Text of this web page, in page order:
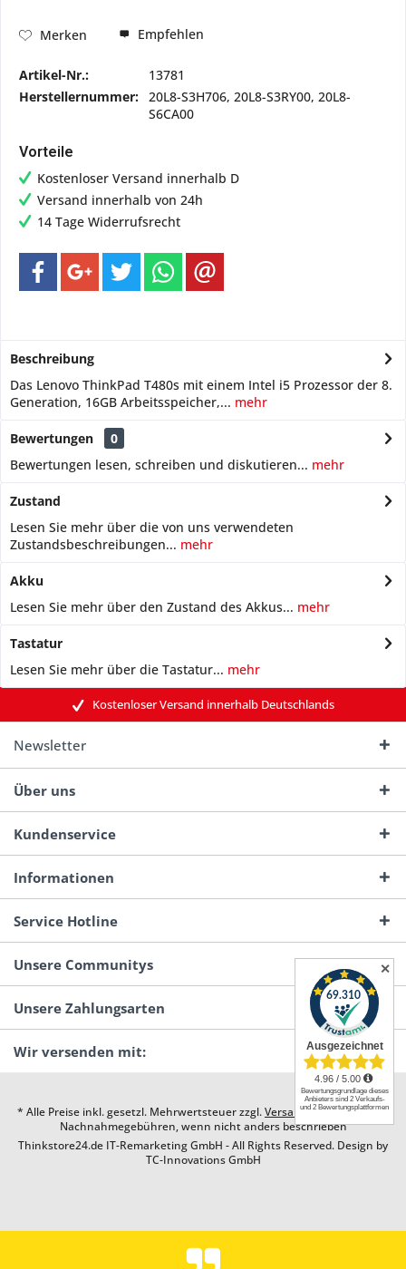
Merken Empfehlen
Artikel-Nr.:
13781
Herstellernummer: 20L8-S3H706, 20L8-S3RY00, 20L8-
S6CA00
Vorteile
Kostenloser Versand innerhalb D
Versand innerhalb von 24h
14 Tage Widerrufsrecht
Beschreibung
Das Lenovo ThinkPad T480s mit einem Intel i5 Prozessor der 8.
Generation, 16GB Arbeitsspeicher,... mehr
Bewertungen
0
Bewertungen lesen, schreiben und diskutieren... mehr
Zustand
Lesen Sie mehr über die von uns verwendeten
Zustandsbeschreibungen... mehr
Akku
Lesen Sie mehr über den Zustand des Akkus... mehr
Tastatur
Lesen Sie mehr über die Tastatur... mehr
Kostenloser Versand innerhalb Deutschlands
Newsletter
Über uns
Kundenservice
Informationen
Service Hotline
Unsere Communitys
Unsere Zahlungsarten
Wir versenden mit:
* Alle Preise inkl. gesetzl. Mehrwertsteuer zzgl.Versandkostenund ggf.
Nachnahmegebühren, wenn nicht anders beschrieben
Thinkstore24.de IT-Remarketing GmbH - All Rights Reserved. Design by
TC-Innovations GmbH
✕